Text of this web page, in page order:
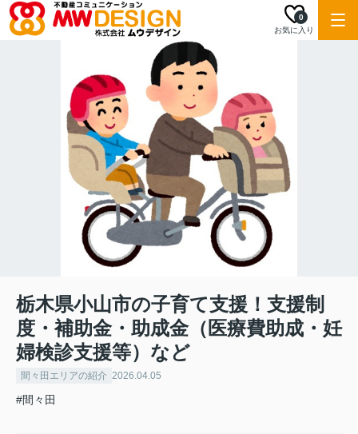
お気に入り
0
栃木県小山市の子育て支援！支援制
度・補助金・助成金（医療費助成・妊
婦検診支援等）など
間々田エリアの紹介 2026.04.05
#間々田